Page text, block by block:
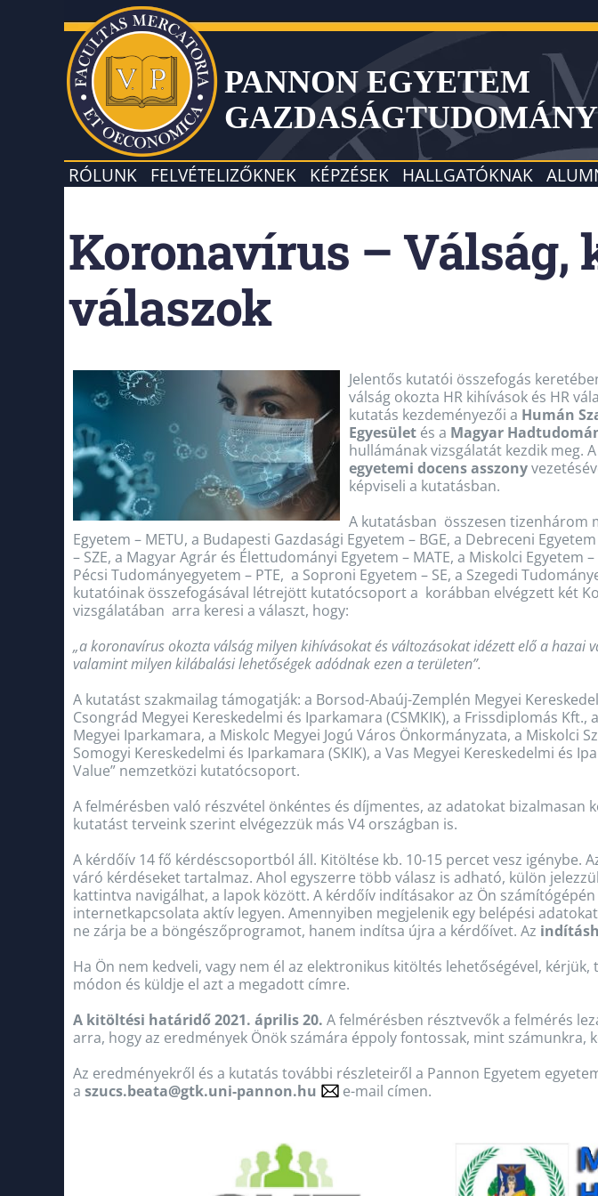
PANNON EGYETEM
RÓLUNK FELVÉTELIZŐKNEK KÉPZÉSEK HALLGATÓKNAK
Koronavírus – Válság,
válaszok
Jelentős kutatói összefogás
válság okozta HR kihívások és HR
kutatás kezdeményezői a Humán
Egyesület és a Magyar
hullámának vizsgálatát kezdik meg.
egyetemi docens asszony
képviseli a kutatásban.
A kutatásban összesen tizenhárom
Egyetem – METU, a Budapesti Gazdasági Egyetem – BGE, a Debreceni
– SZE, a Magyar Agrár és Élettudományi Egyetem – MATE, a Miskolci Egyetem
Pécsi Tudományegyetem – PTE, a Soproni Egyetem – SE, a Szegedi
kutatóinak összefogásával létrejött kutatócsoport a korábban elvégzett két
vizsgálatában arra keresi a választ, hogy:
„a koronavírus okozta válság milyen kihívásokat és változásokat idézett elő a
valamint milyen kilábalási lehetőségek adódnak ezen a területen”.
A kutatást szakmailag támogatják: a Borsod-Abaúj-Zemplén Megyei
Csongrád Megyei Kereskedelmi és Iparkamara (CSMKIK), a Frissdiplomás
Megyei Iparkamara, a Miskolc Megyei Jogú Város Önkormányzata, a Miskolci
Somogyi Kereskedelmi és Iparkamara (SKIK), a Vas Megyei Kereskedelmi és
Value” nemzetközi kutatócsoport.
A felmérésben való részvétel önkéntes és díjmentes, az adatokat bizalmasan
kutatást terveink szerint elvégezzük más V4 országban is.
A kérdőív 14 fő kérdéscsoportból áll. Kitöltése kb. 10-15 percet vesz igénybe.
váró kérdéseket tartalmaz. Ahol egyszerre több válasz is adható, külön
kattintva navigálhat, a lapok között. A kérdőív indításakor az Ön
internetkapcsolata aktív legyen. Amennyiben megjelenik egy belépési
ne zárja be a böngészőprogramot, hanem indítsa újra a kérdőívet. Az
Ha Ön nem kedveli, vagy nem él az elektronikus kitöltés lehetőségével, kérjük,
módon és küldje el azt a megadott címre.
A kitöltési határidő2021. április 20. A felmérésben résztvevők a felmérés
arra, hogy az eredmények Önök számára éppoly fontossak, mint
Az eredményekről és a kutatás további részleteiről a Pannon Egyetem
a szucs.beata@gtk.uni-pannon.hu e-mail címen.